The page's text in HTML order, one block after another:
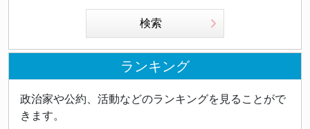
検索
ランキング
政治家や公約、活動などのランキングを見ることがで
きます。